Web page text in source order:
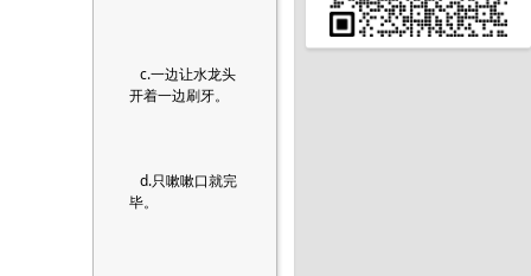
c.一边让水龙头
开着一边刷牙。
d.只嗽嗽口就完
毕。